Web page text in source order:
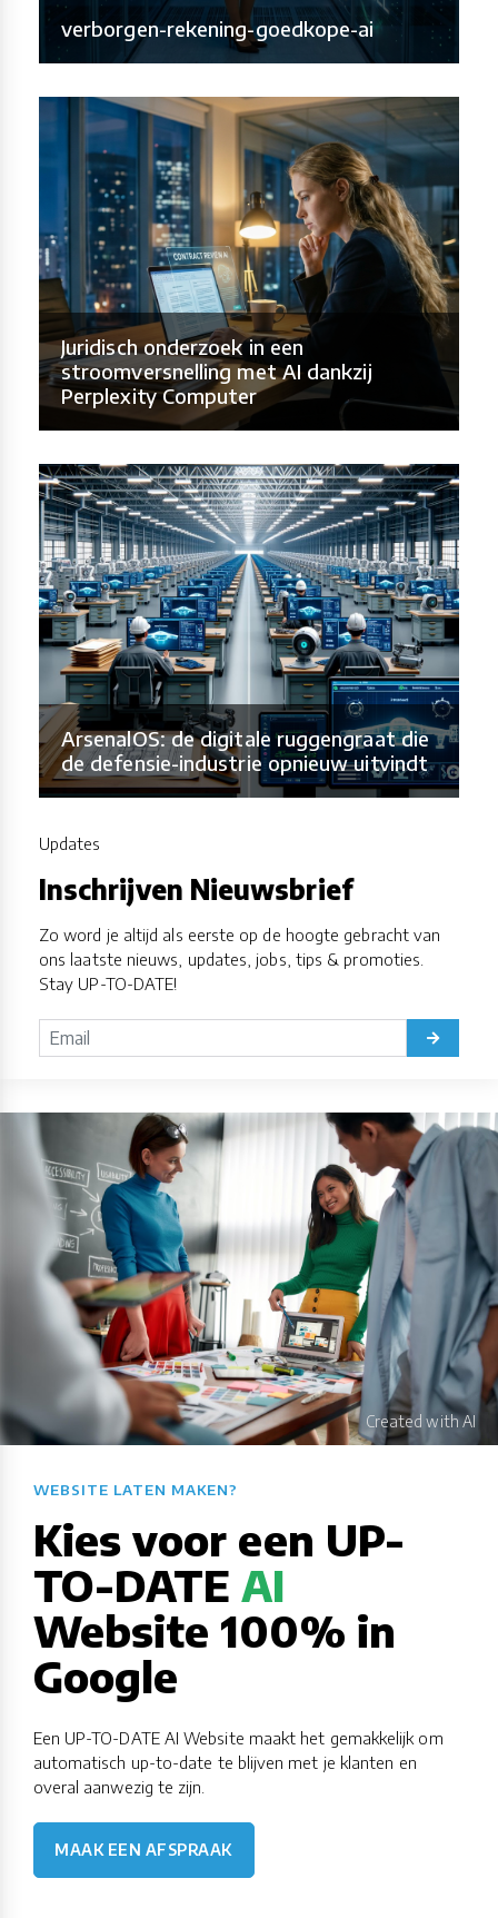
verborgen-rekening-goedkope-ai
Juridisch onderzoek in een
stroomversnelling met AI dankzij
Perplexity Computer
ArsenalOS: de digitale ruggengraat die
de defensie-industrie opnieuw uitvindt
Updates
Inschrijven Nieuwsbrief
Zo word je altijd als eerste op de hoogte gebracht van
ons laatste nieuws, updates, jobs, tips & promoties.
Stay UP-TO-DATE!
WEBSITE LATEN MAKEN?​​​​​​​​​​​​​​
Kies voor een UP-
TO-DATEAI
Website 100% in
Google
Een UP-TO-DATE AI Website maakt het gemakkelijk om
automatisch up-to-date te blijven met je klanten en
overal aanwezig te zijn.
MAAK EEN AFSPRAAK